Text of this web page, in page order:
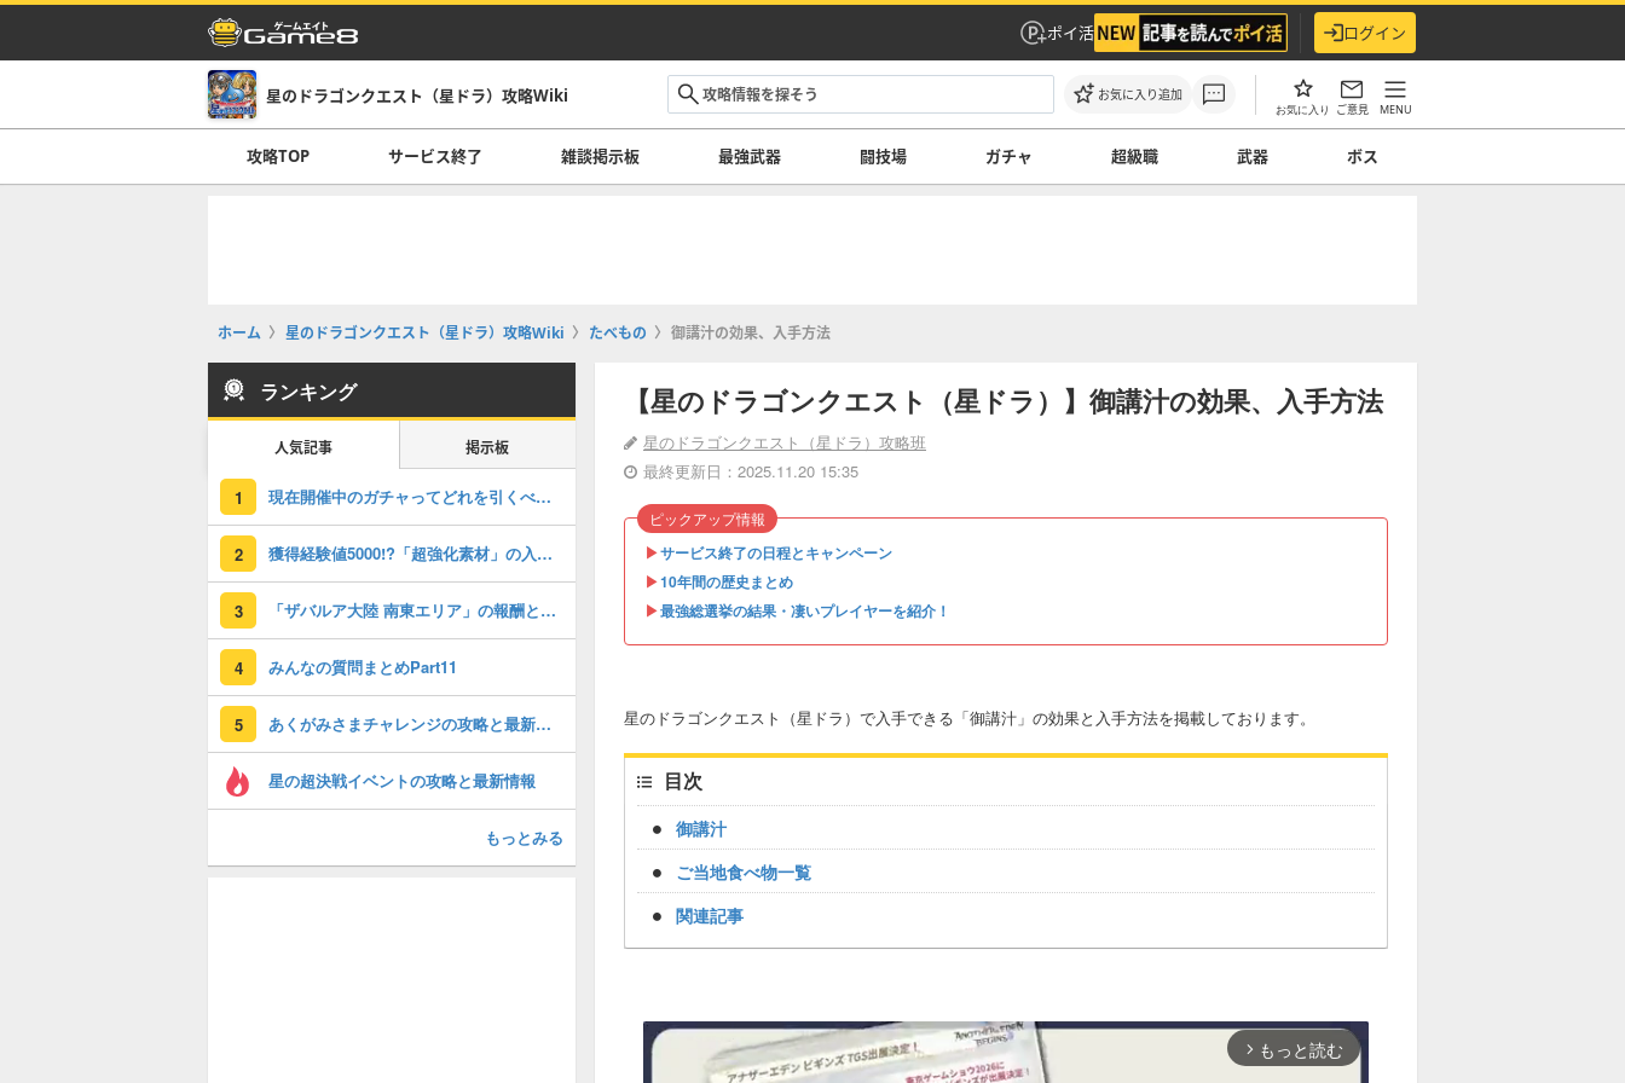
ポイ活 ログイン
星のドラゴンクエスト（星ドラ）攻略Wiki お気に入り追加
お気に入り ご意見 MENU
攻略TOP サービス終了 雑談掲示板 最強武器 闘技場 ガチャ 超級職 武器 ボス
ホーム 星のドラゴンクエスト（星ドラ）攻略Wiki たべもの 御講汁の効果、入手方法
【星のドラゴンクエスト（星ドラ）】御講汁の効果、入手方法
星のドラゴンクエスト（星ドラ）攻略班
最終更新日：2025.11.20 15:35
▶︎サービス終了の日程とキャンペーン
▶︎10年間の歴史まとめ
▶︎最強総選挙の結果・凄いプレイヤーを紹介！
ピックアップ情報
星のドラゴンクエスト（星ドラ）で入手できる「御講汁」の効果と入手方法を掲載しております。
目次
御講汁
ご当地食べ物一覧
関連記事
arrow_forward_ios もっと読む
ランキング
人気記事 掲示板
1 現在開催中のガチャってどれを引くべき？｜ガチャ情報一覧
2 獲得経験値5000!?「超強化素材」の入手方法！
3 「ザバルア大陸 南東エリア」の報酬と獲得経験値
4 みんなの質問まとめPart11
5 あくがみさまチャレンジの攻略と最新情報
星の超決戦イベントの攻略と最新情報
もっとみる